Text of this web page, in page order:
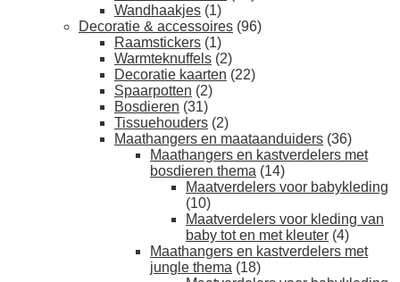
Wandhaakjes (1)
Decoratie & accessoires (96)
Raamstickers (1)
Warmteknuffels (2)
Decoratie kaarten (22)
Spaarpotten (2)
Bosdieren (31)
Tissuehouders (2)
Maathangers en maataanduiders (36)
Maathangers en kastverdelers met
bosdieren thema (14)
Maatverdelers voor babykleding
(10)
Maatverdelers voor kleding van
baby tot en met kleuter (4)
Maathangers en kastverdelers met
jungle thema (18)